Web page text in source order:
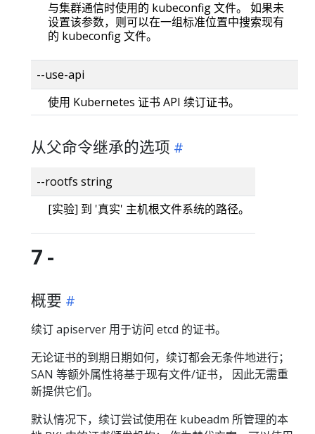
与集群通信时使用的 kubeconfig 文件。 如果未
设置该参数，则可以在一组标准位置中搜索现有
的 kubeconfig 文件。
--use-api
使用 Kubernetes 证书 API 续订证书。
从父命令继承的选项
--rootfs string
[实验] 到 '真实' 主机根文件系统的路径。
7 -
概要
续订 apiserver 用于访问 etcd 的证书。
无论证书的到期日期如何，续订都会无条件地进行；
SAN 等额外属性将基于现有文件/证书， 因此无需重
新提供它们。
默认情况下，续订尝试使用在 kubeadm 所管理的本